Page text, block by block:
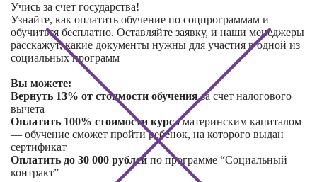
Учись за счет государства!
Узнайте, как оплатить обучение по соцпрограммам и
обучиться бесплатно. Оставляйте заявку, и наши менеджеры
расскажут, какие документы нужны для участия в одной из
социальных программ
Вы можете:
Вернуть 13% от стоимости обученияза счет налогового
вычета
Оплатить 100% стоимости курсаматеринским капиталом
— обучение сможет пройти ребенок, на которого выдан
сертификат
Оплатить до 30 000 рублей по программе “Социальный
контракт”